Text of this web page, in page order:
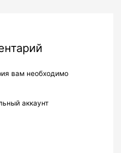
вам необходимо
аккаунт